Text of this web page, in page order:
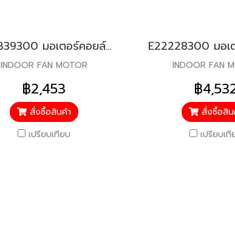
E22B39300 มอเตอร์คอยล์เย็น สำหรับแอร์มิตซู รุ่น MS-C18,MSZ-GA35
INDOOR FAN MOTOR
฿2,453
สั่งซื้อสินค้า
เปรียบเทียบ
INDOOR FAN
฿
สั่งซื้อสิน
เปรียบเที